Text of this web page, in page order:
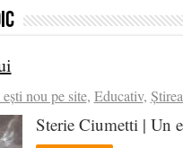
nou pe site, Educativ,
Sterie Ciumetti | Un